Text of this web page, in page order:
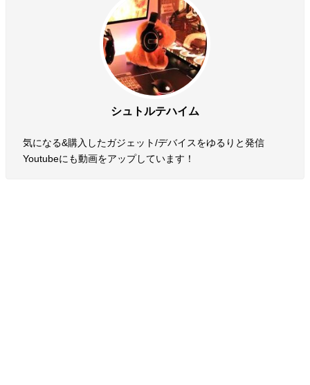
シュトルテハイム
気になる&購入したガジェット/デバイスをゆるりと発信
Youtubeにも動画をアップしています！